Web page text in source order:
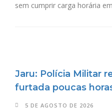
sem cumprir carga horária
Jaru: Polícia Militar
furtada poucas
5 DE AGOSTO DE 2026